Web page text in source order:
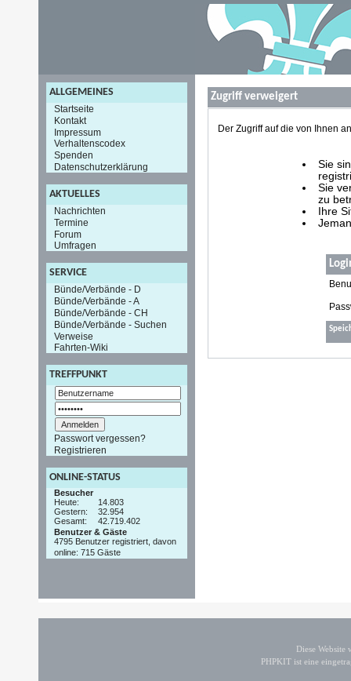
ALLGEMEINES
Startseite
Kontakt
Impressum
Verhaltenscodex
Spenden
Datenschutzerklärung
AKTUELLES
Nachrichten
Termine
Forum
Umfragen
SERVICE
Bünde/Verbände - D
Bünde/Verbände - A
Bünde/Verbände - CH
Bünde/Verbände - Suchen
Verweise
Fahrten-Wiki
TREFFPUNKT
Passwort vergessen?
Registrieren
ONLINE-STATUS
Besucher
Heute:
14.803
Gestern:
32.954
Gesamt:
42.719.402
Benutzer & Gäste
4795 Benutzer registriert, davon
online: 715 Gäste
Zugriff verweigert
Der Zugriff auf die von Ihnen
Sie
Sie
zu
Ihre
Diese
PHPKIT ist eine